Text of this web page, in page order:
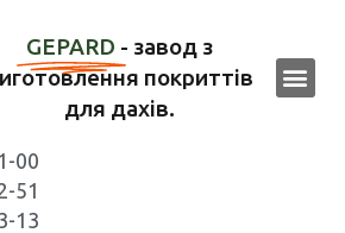
GEPARD - завод з
покриттів
для дахів.
00
51
13